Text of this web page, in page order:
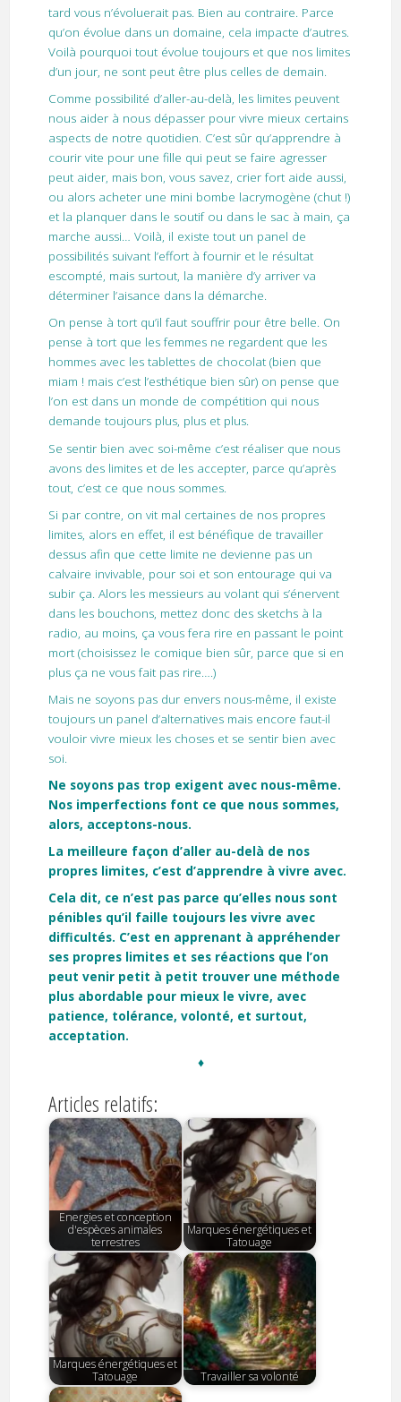
tard vous n’évoluerait pas. Bien au contraire. Parce
qu’on évolue dans un domaine, cela impacte d’autres.
Voilà pourquoi tout évolue toujours et que nos limites
d’un jour, ne sont peut être plus celles de demain.
Comme possibilité d’aller-au-delà, les limites peuvent
nous aider à nous dépasser pour vivre mieux certains
aspects de notre quotidien. C’est sûr qu’apprendre à
courir vite pour une fille qui peut se faire agresser
peut aider, mais bon, vous savez, crier fort aide aussi,
ou alors acheter une mini bombe lacrymogène (chut !)
et la planquer dans le soutif ou dans le sac à main, ça
marche aussi… Voilà, il existe tout un panel de
possibilités suivant l’effort à fournir et le résultat
escompté, mais surtout, la manière d’y arriver va
déterminer l’aisance dans la démarche.
On pense à tort qu’il faut souffrir pour être belle. On
pense à tort que les femmes ne regardent que les
hommes avec les tablettes de chocolat (bien que
miam ! mais c’est l’esthétique bien sûr) on pense que
l’on est dans un monde de compétition qui nous
demande toujours plus, plus et plus.
Se sentir bien avec soi-même c’est réaliser que nous
avons des limites et de les accepter, parce qu’après
tout, c’est ce que nous sommes.
Si par contre, on vit mal certaines de nos propres
limites, alors en effet, il est bénéfique de travailler
dessus afin que cette limite ne devienne pas un
calvaire invivable, pour soi et son entourage qui va
subir ça. Alors les messieurs au volant qui s’énervent
dans les bouchons, mettez donc des sketchs à la
radio, au moins, ça vous fera rire en passant le point
mort (choisissez le comique bien sûr, parce que si en
plus ça ne vous fait pas rire….)
Mais ne soyons pas dur envers nous-même, il existe
toujours un panel d’alternatives mais encore faut-il
vouloir vivre mieux les choses et se sentir bien avec
soi.
Ne soyons pas trop exigent avec nous-même.
Nos imperfections font ce que nous sommes,
alors, acceptons-nous.
La meilleure façon d’aller au-delà de nos
propres limites, c’est d’apprendre à vivre avec.
Cela dit, ce n’est pas parce qu’elles nous sont
pénibles qu’il faille toujours les vivre avec
difficultés. C’est en apprenant à appréhender
ses propres limites et ses réactions que l’on
peut venir petit à petit trouver une méthode
plus abordable pour mieux le vivre, avec
patience, tolérance, volonté, et surtout,
acceptation.
♦
Articles relatifs:
Energies et conception
d'espèces animales
terrestres
Marques énergétiques et
Tatouage
Marques énergétiques et
Tatouage
Travailler sa volonté